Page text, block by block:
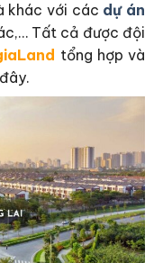
khác với các dự án
Tất cả được đội
tổng hợp và